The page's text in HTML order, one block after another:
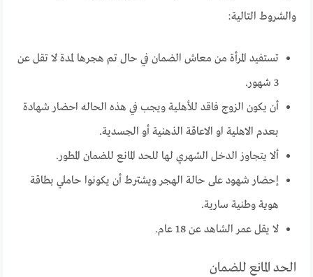
والشروط التالية:
تستفيد المرأة من معاش الضمان في حال تم هجرها لمدة لا تقل عن
3 شهور.
أن يكون الزوج فاقد للأهلية ويجب في هذه الحاله احضار شهادة
بعدم الاهلية او الاعاقة الذهنية أو الجسدية.
ألا يتجاوز الدخل الشهري لها للحد المانع للضمان المطور.
إحضار شهود على حالة الهجر ويشترط أن يكونوا حاملي بطاقة
هوية وطنية سارية.
لا يقل عمر الشاهد عن 18 عام.
الحد المانع للضمان